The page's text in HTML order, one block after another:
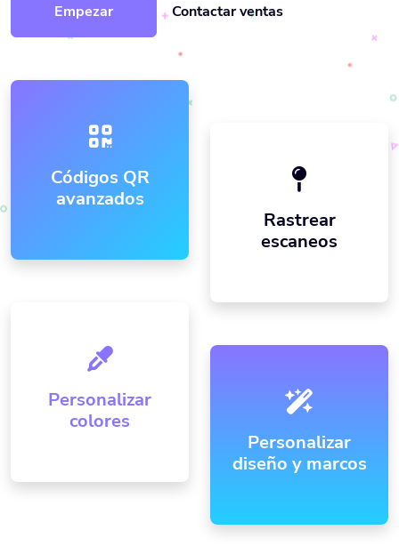
Empezar Contactar ventas
Códigos QR
avanzados
Personalizar
colores
Rastrear
escaneos
Personalizar
diseño y marcos